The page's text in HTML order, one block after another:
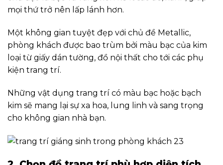
mọi thứ trở nên lấp lánh hơn.
Một không gian tuyệt đẹp với chủ đề Metallic,
phòng khách được bao trùm bởi màu bạc của kim
loại từ giấy dán tường, đồ nội thất cho tới các phụ
kiện trang trí.
Những vật dụng trang trí có màu bạc hoặc bạch
kim sẽ mang lại sự xa hoa, lung linh và sang trọng
cho không gian nhà bạn.